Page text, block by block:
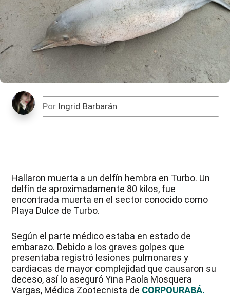
Por Ingrid Barbarán
Hallaron muerta a un delfín hembra en Turbo. Un
delfín de aproximadamente 80 kilos, fue
encontrada muerta en el sector conocido como
Playa Dulce de Turbo.
Según el parte médico estaba en estado de
embarazo. Debido a los graves golpes que
presentaba registró lesiones pulmonares y
cardiacas de mayor complejidad que causaron su
deceso, así lo aseguró Yina Paola Mosquera
Vargas, Médica Zootecnista de CORPOURABÁ.